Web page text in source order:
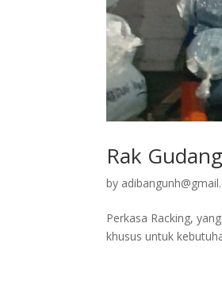
Rak
by
Perkasa Racking,
khusus untuk